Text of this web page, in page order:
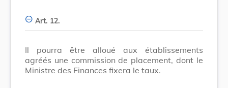
Art. 12.
Il pourra être alloué aux établissements
agréés une commission de placement, dont le
Ministre des Finances fixera le taux.